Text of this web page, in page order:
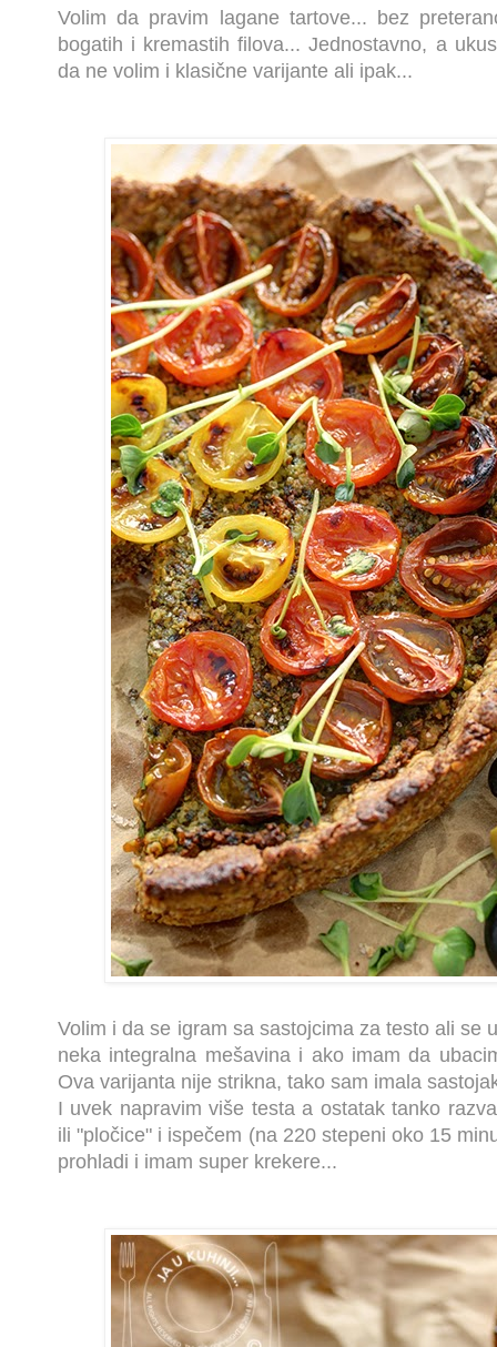
Volim da pravim lagane tartove... bez
bogatih i kremastih filova... Jednostavno, a
da ne volim i klasične varijante ali ipak...
Volim i da se igram sa sastojcima za testo ali se
neka integralna mešavina i ako imam da
Ova varijanta nije strikna, tako sam imala
I uvek napravim više testa a ostatak tanko
ili "pločice" i ispečem (na 220 stepeni oko 15
prohladi i imam super krekere...